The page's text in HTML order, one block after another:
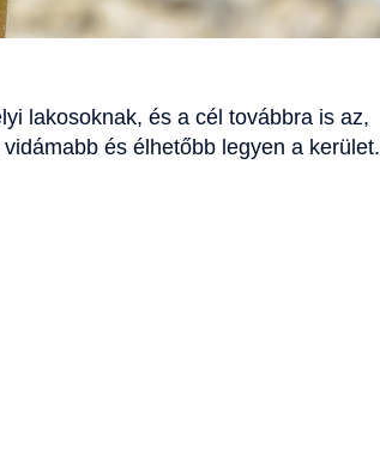
lakosoknak, és a cél továbbra is az,
és élhetőbb legyen a kerület.